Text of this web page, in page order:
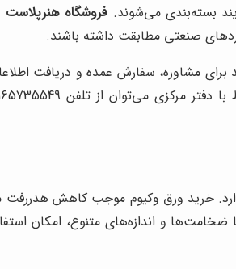
بسته‌بندی می‌شوند. فروشگاه هنرپلاست
صنعتی مطابقت داشته باشند.
خرید ورق وکیوم موجب کاهش هدررفت
ضخامت‌ها و اندازه‌های متنوع، امکان